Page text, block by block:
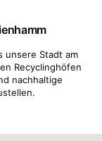
unsere Stadt am
Recyclinghöfen
nachhaltige